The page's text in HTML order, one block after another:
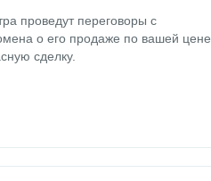
проведут переговоры с
о его продаже по вашей цене
сделку.